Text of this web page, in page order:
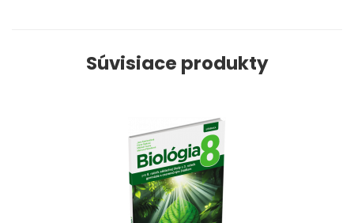
Súvisiace produkty